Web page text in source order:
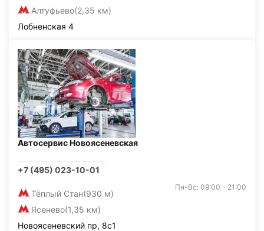
Алтуфьево(2,35 км)
Лобненская 4
Автосервис Новоясеневская
+7 (495) 023-10-01
Тёплый Стан(930 м)
Ясенево(1,35 км)
Пн-Вс: 09:00 - 21:00
Новоясеневский пр, 8с1